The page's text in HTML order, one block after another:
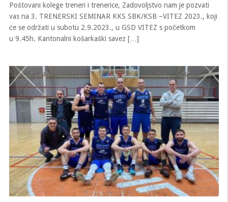
Poštovani kolege treneri i trenerice, Zadovoljstvo nam je pozvati
vas na 3. TRENERSKI SEMINAR KKS SBK/KSB –VITEZ 2023., koji
će se održati u subotu 2.9.2023., u GSD VITEZ s početkom
u 9.45h. Kantonalni košarkaški savez […]